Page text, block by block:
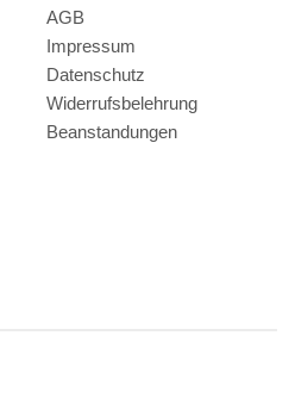
AGB
Impressum
Datenschutz
Widerrufsbelehrung
Beanstandungen